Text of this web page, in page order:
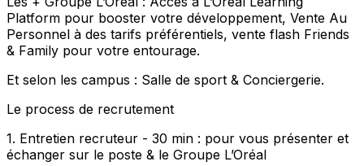
Platform pour booster votre développement, Vente Au
Personnel à des tarifs préférentiels, vente flash Friends
& Family pour votre entourage.
Et selon les campus : Salle de sport & Conciergerie.
Le process de recrutement
1. Entretien recruteur - 30 min : pour vous présenter et
échanger sur le poste & le Groupe L’Oréal